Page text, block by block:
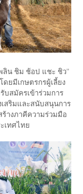
ลิน ชิม ช้อป แชะ ชิว”
ยมีเกษตรกรผู้เลี้ยง
บสมัครเข้าร่วมการ
สริมและสนับสนุนการ
ร้างภาคีความร่วมมือ
เทศไทย